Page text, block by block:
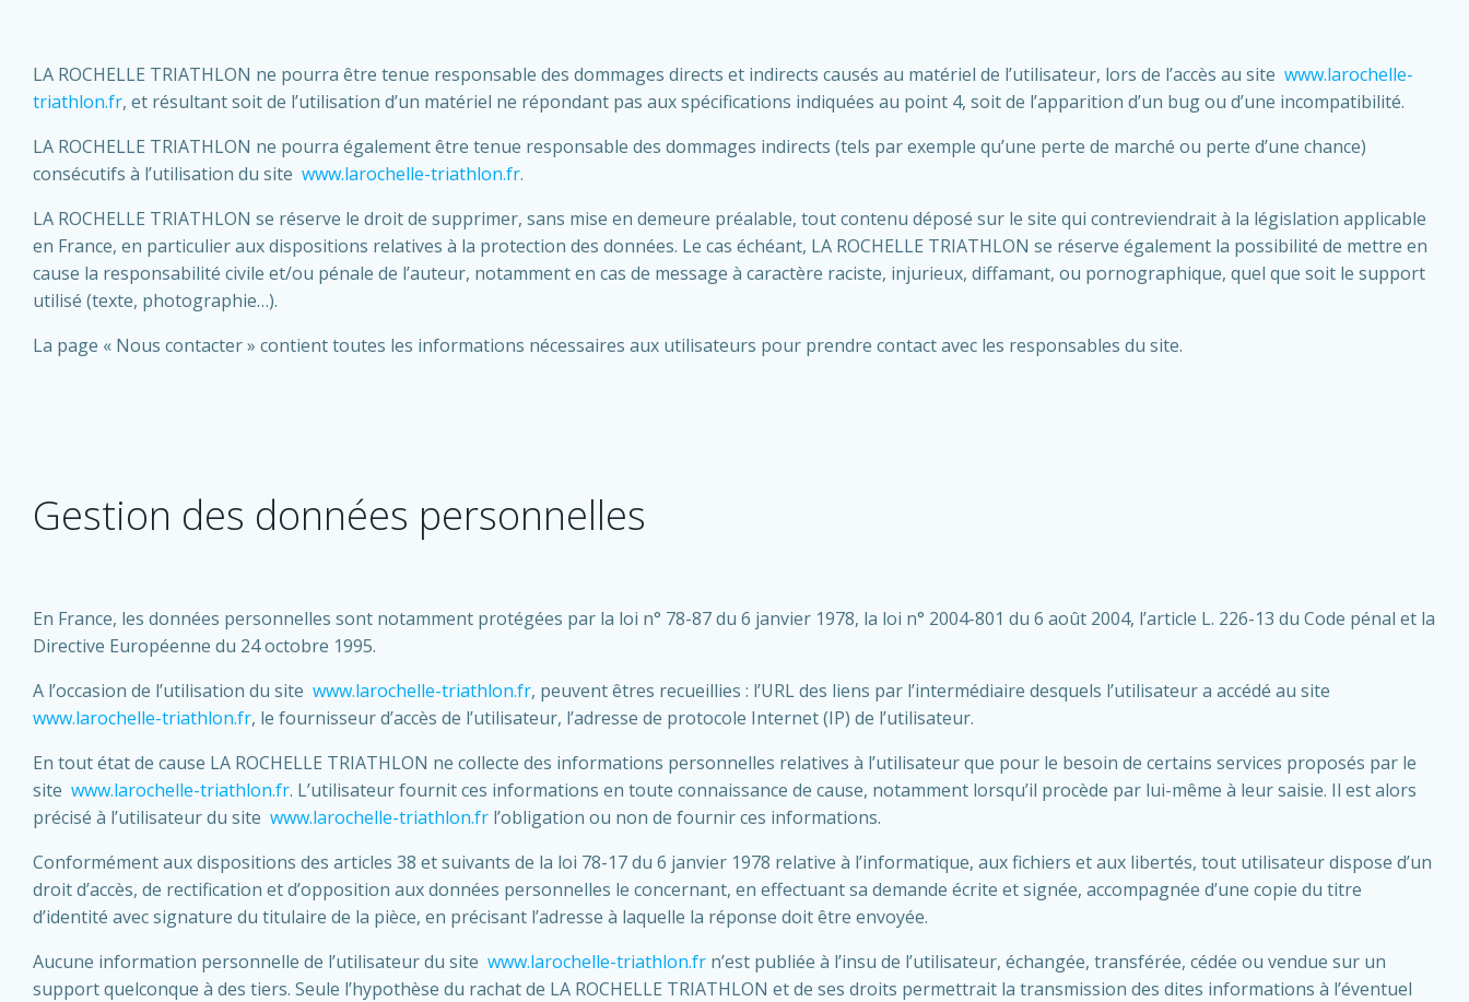
LA ROCHELLE TRIATHLON ne pourra être tenue responsable des dommages directs et indirects causés au matériel de l’utilisateur, lors de l’accès au site www.larochelle-
triathlon.fr, et résultant soit de l’utilisation d’un matériel ne répondant pas aux spécifications indiquées au point 4, soit de l’apparition d’un bug ou d’une incompatibilité.
LA ROCHELLE TRIATHLON ne pourra également être tenue responsable des dommages indirects (tels par exemple qu’une perte de marché ou perte d’une chance)
consécutifs à l’utilisation du site www.larochelle-triathlon.fr.
LA ROCHELLE TRIATHLON se réserve le droit de supprimer, sans mise en demeure préalable, tout contenu déposé sur le site qui contreviendrait à la législation applicable
en France, en particulier aux dispositions relatives à la protection des données. Le cas échéant, LA ROCHELLE TRIATHLON se réserve également la possibilité de mettre en
cause la responsabilité civile et/ou pénale de l’auteur, notamment en cas de message à caractère raciste, injurieux, diffamant, ou pornographique, quel que soit le support
utilisé (texte, photographie…).
La page « Nous contacter » contient toutes les informations nécessaires aux utilisateurs pour prendre contact avec les responsables du site.
Gestion des données personnelles
En France, les données personnelles sont notamment protégées par la loi n° 78-87 du 6 janvier 1978, la loi n° 2004-801 du 6 août 2004, l’article L. 226-13 du Code pénal et la
Directive Européenne du 24 octobre 1995.
A l’occasion de l’utilisation du site www.larochelle-triathlon.fr, peuvent êtres recueillies : l’URL des liens par l’intermédiaire desquels l’utilisateur a accédé au site
www.larochelle-triathlon.fr, le fournisseur d’accès de l’utilisateur, l’adresse de protocole Internet (IP) de l’utilisateur.
En tout état de cause LA ROCHELLE TRIATHLON ne collecte des informations personnelles relatives à l’utilisateur que pour le besoin de certains services proposés par le
site www.larochelle-triathlon.fr. L’utilisateur fournit ces informations en toute connaissance de cause, notamment lorsqu’il procède par lui-même à leur saisie. Il est alors
précisé à l’utilisateur du site www.larochelle-triathlon.fr l’obligation ou non de fournir ces informations.
Conformément aux dispositions des articles 38 et suivants de la loi 78-17 du 6 janvier 1978 relative à l’informatique, aux fichiers et aux libertés, tout utilisateur dispose d’un
droit d’accès, de rectification et d’opposition aux données personnelles le concernant, en effectuant sa demande écrite et signée, accompagnée d’une copie du titre
d’identité avec signature du titulaire de la pièce, en précisant l’adresse à laquelle la réponse doit être envoyée.
Aucune information personnelle de l’utilisateur du site www.larochelle-triathlon.fr n’est publiée à l’insu de l’utilisateur, échangée, transférée, cédée ou vendue sur un
support quelconque à des tiers. Seule l’hypothèse du rachat de LA ROCHELLE TRIATHLON et de ses droits permettrait la transmission des dites informations à l’éventuel